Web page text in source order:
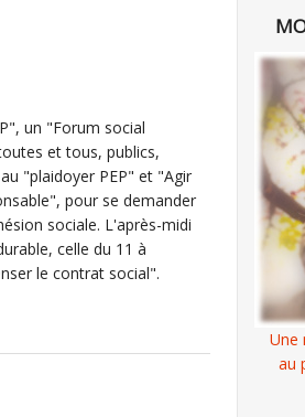
un "Forum social
et tous, publics,
"plaidoyer PEP" et "Agir
pour se demander
sociale. L'après-midi
celle du 11 à
le contrat social".
Une
au